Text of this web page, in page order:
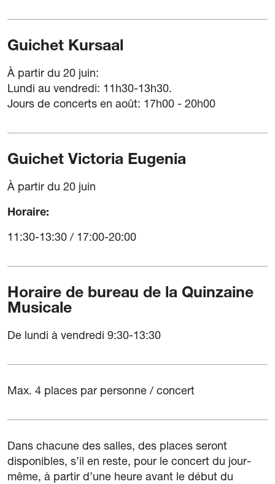
Mention légale
Politique de Cookies
Conditions générales d’achat de billets
Guichet Kursaal
À partir du 20 juin:
Lundi au vendredi: 11h30-13h30.
Jours de concerts en août: 17h00 - 20h00
Guichet Victoria Eugenia
À partir du 20 juin
Horaire:
11:30-13:30 / 17:00-20:00
Horaire de bureau de la Quinzaine
Musicale
De lundi à vendredi 9:30-13:30
Max. 4 places par personne / concert
Dans chacune des salles, des places seront
disponibles, s’il en reste, pour le concert du jour-
même, à partir d’une heure avant le début du